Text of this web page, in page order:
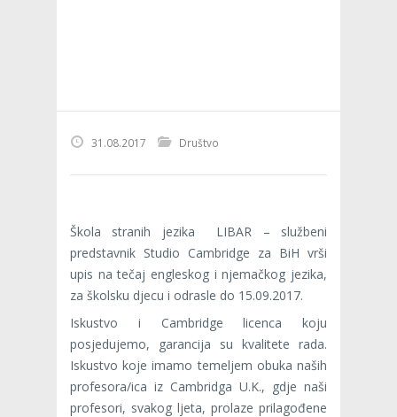
31.08.2017 Društvo
Škola stranih jezika LIBAR – službeni
predstavnik Studio Cambridge za BiH vrši
upis na tečaj engleskog i njemačkog jezika,
za školsku djecu i odrasle do 15.09.2017.
Iskustvo i Cambridge licenca koju
posjedujemo, garancija su kvalitete rada.
Iskustvo koje imamo temeljem obuka naših
profesora/ica iz Cambridga U.K., gdje naši
profesori, svakog ljeta, prolaze prilagođene